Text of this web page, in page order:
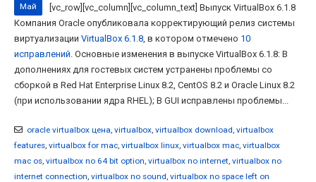
Май
[vc_row][vc_column][vc_column_text] Выпуск VirtualBox 6.1.8
Компания Oracle опубликовала корректирующий релиз системы
виртуализации VirtualBox 6.1.8, в котором отмечено 10
исправлений. Основные изменения в выпуске VirtualBox 6.1.8: В
дополнениях для гостевых систем устранены проблемы со
сборкой в Red Hat Enterprise Linux 8.2, CentOS 8.2 и Oracle Linux 8.2
(при использовании ядра RHEL); В GUI исправлены проблемы...
oracle virtualbox цена, virtualbox, virtualbox download, virtualbox
features, virtualbox for mac, virtualbox linux, virtualbox mac, virtualbox
mac os, virtualbox no 64 bit option, virtualbox no internet, virtualbox no
internet connection, virtualbox no sound, virtualbox no space left on